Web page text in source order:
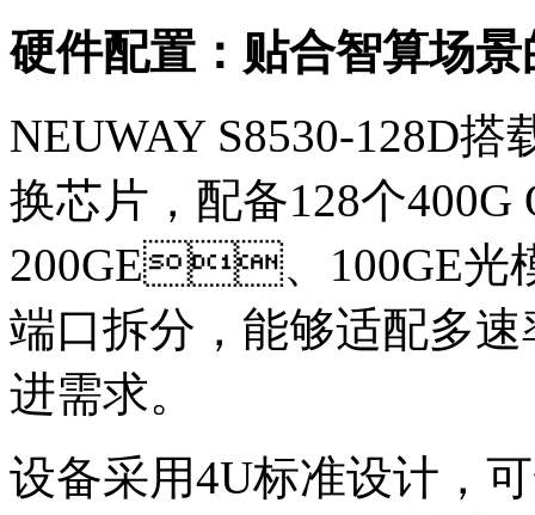
硬件配置：贴合智算场
NEUWAY S8530-128D搭
换芯片，配备128个
200GE、100GE光模
端口拆分，能够适配多
进需求。
设备采用4U标准设计